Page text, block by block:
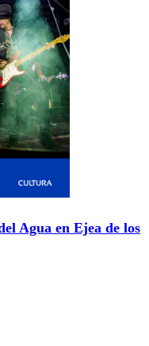
Agua en Ejea de los